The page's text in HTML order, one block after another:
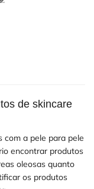
de skincare
com a pele para pele
encontrar produtos
oleosas quanto
os produtos